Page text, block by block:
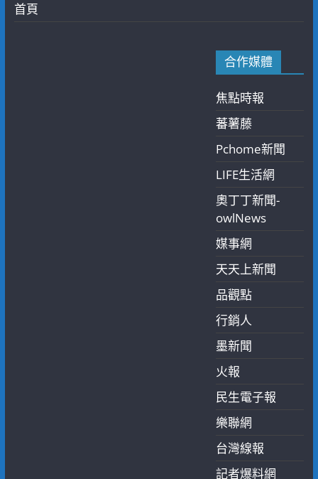
首頁
合作媒體
焦點時報
蕃薯藤
Pchome新聞
LIFE生活網
奧丁丁新聞-
owlNews
媒事網
天天上新聞
品觀點
行銷人
墨新聞
火報
民生電子報
樂聯網
台灣線報
記者爆料網